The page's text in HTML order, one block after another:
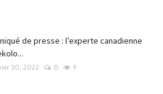
de presse : l’experte canadienne
30, 2022 0 9